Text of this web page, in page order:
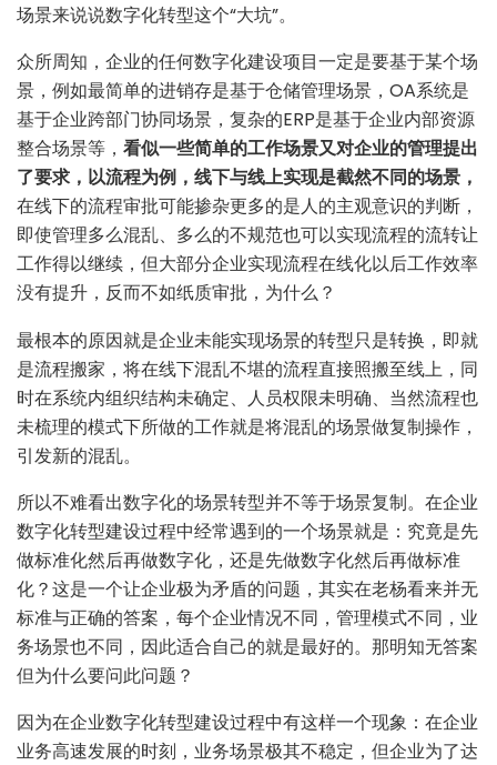
场景来说说数字化转型这个“大坑”。
众所周知，企业的任何数字化建设项目一定是要基于某个场
景，例如最简单的进销存是基于仓储管理场景，OA系统是
基于企业跨部门协同场景，复杂的ERP是基于企业内部资源
整合场景等， 看似一些简单的工作场景又对企业的管理提出
了要求，以流程为例，线下与线上实现是截然不同的场景，
在线下的流程审批可能掺杂更多的是人的主观意识的判断，
即使管理多么混乱、多么的不规范也可以实现流程的流转让
工作得以继续，但大部分企业实现流程在线化以后工作效率
没有提升，反而不如纸质审批，为什么？
最根本的原因就是企业未能实现场景的转型只是转换，即就
是流程搬家，将在线下混乱不堪的流程直接照搬至线上，同
时在系统内组织结构未确定、人员权限未明确、当然流程也
未梳理的模式下所做的工作就是将混乱的场景做复制操作，
引发新的混乱。
所以不难看出数字化的场景转型并不等于场景复制。在企业
数字化转型建设过程中经常遇到的一个场景就是：究竟是先
做标准化然后再做数字化，还是先做数字化然后再做标准
化？这是一个让企业极为矛盾的问题，其实在老杨看来并无
标准与正确的答案，每个企业情况不同，管理模式不同，业
务场景也不同，因此适合自己的就是最好的。那明知无答案
但为什么要问此问题？
因为在企业数字化转型建设过程中有这样一个现象：在企业
业务高速发展的时刻，业务场景极其不稳定，但企业为了达